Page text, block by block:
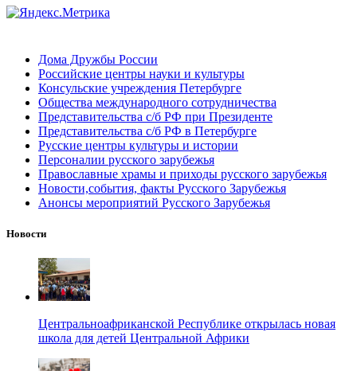
Дома Дружбы России
Российские центры науки и культуры
Консульские учреждения Петербурге
Общества международного сотрудничества
Представительства с/б РФ при Президенте
Представительства с/б РФ в Петербурге
Русские центры культуры и истории
Персоналии русского зарубежья
Православные храмы и приходы русского зарубежья
Новости,события, факты Русского Зарубежья
Анонсы мероприятий Русского Зарубежья
Новости
Центральноафриканской Республике открылась новая
школа для детей Центральной Африки